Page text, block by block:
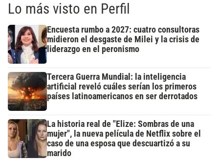
Lo más visto en Perfil
Encuesta rumbo a 2027: cuatro consultoras
midieron el desgaste de Milei y la crisis de
liderazgo en el peronismo
Tercera Guerra Mundial: la inteligencia
artificial reveló cuáles serían los primeros
países latinoamericanos en ser derrotados
La historia real de "Elize: Sombras de una
mujer", la nueva película de Netflix sobre el
caso de una esposa que descuartizó a su
marido